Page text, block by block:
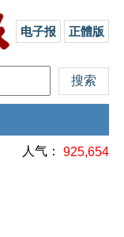
电子报 正體版
人气： 925,654